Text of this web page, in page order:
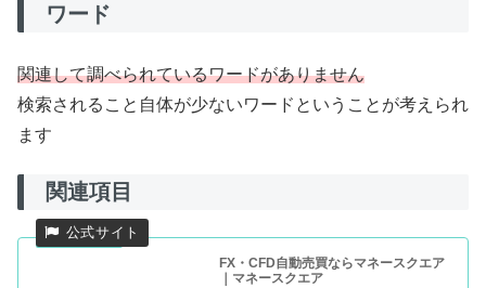
ワード
関連して調べられているワードがありません
検索されること自体が少ないワードということが考えられ
ます
関連項目
FX・CFD自動売買ならマネースクエア
｜マネースクエア